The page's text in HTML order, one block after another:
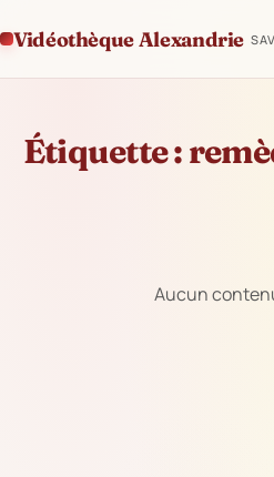
Vidéothèque Alexandrie
Étiquette :
Aucun